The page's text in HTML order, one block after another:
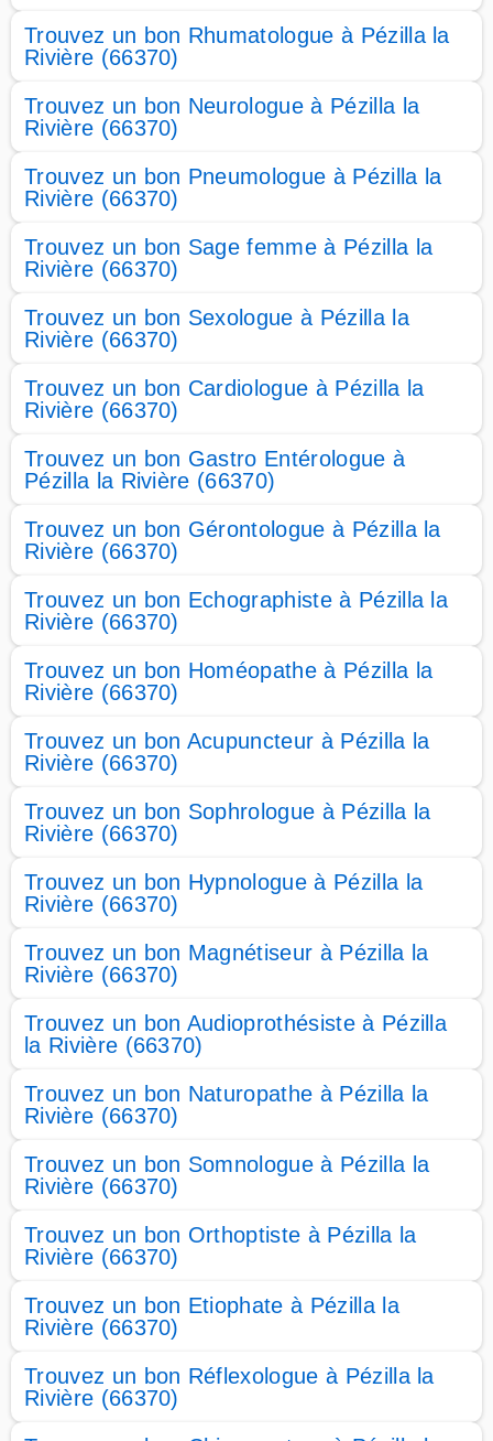
Trouvez un bon Rhumatologue à Pézilla la
Rivière (66370)
Trouvez un bon Neurologue à Pézilla la
Rivière (66370)
Trouvez un bon Pneumologue à Pézilla la
Rivière (66370)
Trouvez un bon Sage femme à Pézilla la
Rivière (66370)
Trouvez un bon Sexologue à Pézilla la
Rivière (66370)
Trouvez un bon Cardiologue à Pézilla la
Rivière (66370)
Trouvez un bon Gastro Entérologue à
Pézilla la Rivière (66370)
Trouvez un bon Gérontologue à Pézilla la
Rivière (66370)
Trouvez un bon Echographiste à Pézilla la
Rivière (66370)
Trouvez un bon Homéopathe à Pézilla la
Rivière (66370)
Trouvez un bon Acupuncteur à Pézilla la
Rivière (66370)
Trouvez un bon Sophrologue à Pézilla la
Rivière (66370)
Trouvez un bon Hypnologue à Pézilla la
Rivière (66370)
Trouvez un bon Magnétiseur à Pézilla la
Rivière (66370)
Trouvez un bon Audioprothésiste à Pézilla
la Rivière (66370)
Trouvez un bon Naturopathe à Pézilla la
Rivière (66370)
Trouvez un bon Somnologue à Pézilla la
Rivière (66370)
Trouvez un bon Orthoptiste à Pézilla la
Rivière (66370)
Trouvez un bon Etiophate à Pézilla la
Rivière (66370)
Trouvez un bon Réflexologue à Pézilla la
Rivière (66370)